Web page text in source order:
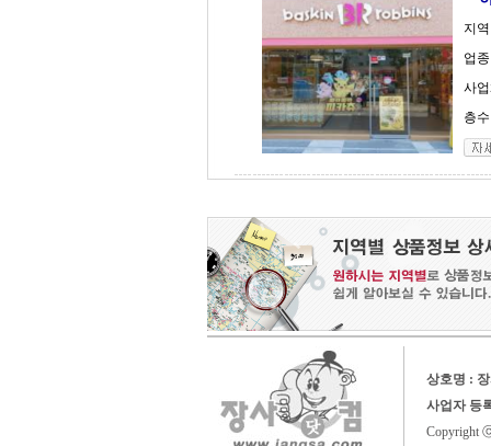
지
업
사
층
상호명 :
사업자 등
Copyright